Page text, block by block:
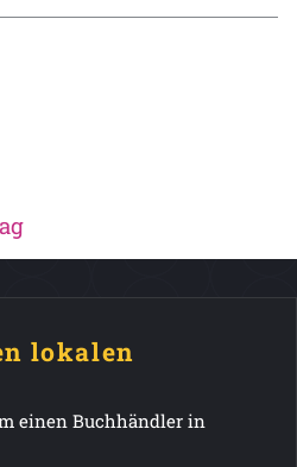
lokalen
einen Buchhändler in